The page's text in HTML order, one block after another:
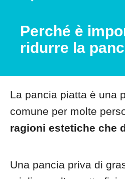
Perché è
ridurre la
La pancia piatta è una
comune per molte
ragioni estetiche che
Una pancia priva di